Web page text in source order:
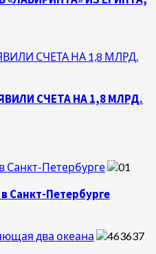
СЧЕТА НА 1,8 МЛРД.
СЧЕТА НА 1,8 МЛРД.
Санкт-Петербурге
Санкт-Петербурге
два океана